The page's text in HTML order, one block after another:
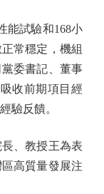
試驗和168小
常穩定，機組
委書記、董事
收前期項目經
驗反饋。
、教授王為表
高質量發展注